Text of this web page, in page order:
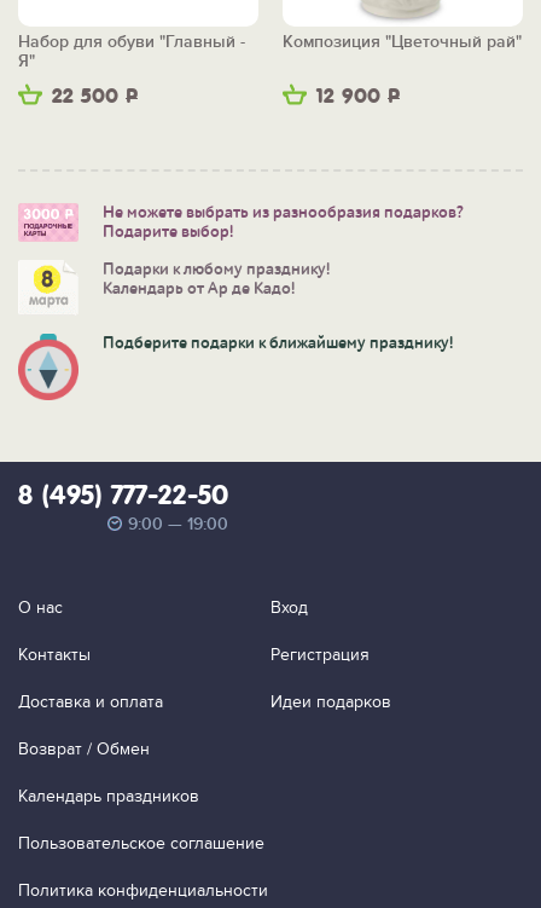
22 500 Р
Набор для обуви "Главный -
Я"
12 900 Р
Композиция "Цветочный рай"
Не можете выбрать из разнообразия подарков?
Подарите выбор!
Подарки к любому празднику!
Календарь от Ар де Кадо!
Подберите подарки к ближайшему празднику!
8 (495) 777-22-50
9:00 — 19:00
О нас
Контакты
Доставка и оплата
Возврат / Обмен
Календарь праздников
Пользовательское соглашение
Политика конфиденциальности
Вход
Регистрация
Идеи подарков